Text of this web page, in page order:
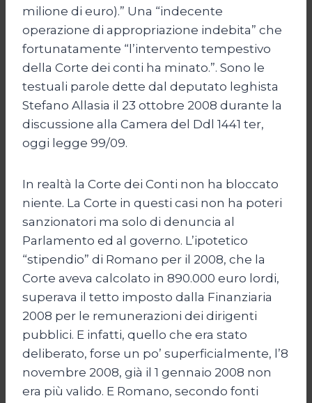
milione di euro).” Una “indecente
operazione di appropriazione indebita” che
fortunatamente “l’intervento tempestivo
della Corte dei conti ha minato.”. Sono le
testuali parole dette dal deputato leghista
Stefano Allasia il 23 ottobre 2008 durante la
discussione alla Camera del Ddl 1441 ter,
oggi legge 99/09.
In realtà la Corte dei Conti non ha bloccato
niente. La Corte in questi casi non ha poteri
sanzionatori ma solo di denuncia al
Parlamento ed al governo. L’ipotetico
“stipendio” di Romano per il 2008, che la
Corte aveva calcolato in 890.000 euro lordi,
superava il tetto imposto dalla Finanziaria
2008 per le remunerazioni dei dirigenti
pubblici. E infatti, quello che era stato
deliberato, forse un po’ superficialmente, l’8
novembre 2008, già il 1 gennaio 2008 non
era più valido. E Romano, secondo fonti